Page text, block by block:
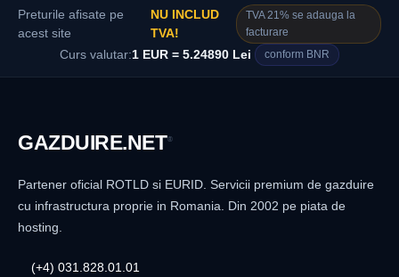
Preturile afisate pe
acest site
NU INCLUD
TVA!
TVA 21% se adauga la
facturare
Curs valutar:1 EUR = 5.24890 Lei conform BNR
GAZDUIRE.NET®
Partener oficial ROTLD si EURID. Servicii premium de gazduire
cu infrastructura proprie in Romania. Din 2002 pe piata de
hosting.
(+4) 031.828.01.01